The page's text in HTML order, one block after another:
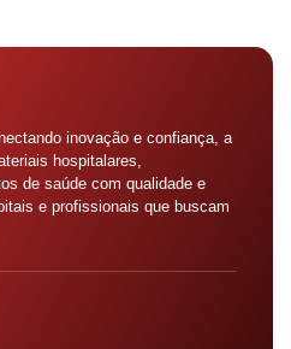
inovação e confiança, a
hospitalares,
de saúde com qualidade e
e profissionais que buscam